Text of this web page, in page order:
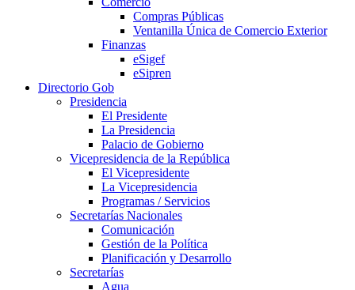
Compras Públicas
Ventanilla Única de Comercio Exterior
Finanzas
eSigef
eSipren
Directorio Gob
Presidencia
El Presidente
La Presidencia
Palacio de Gobierno
Vicepresidencia de la República
El Vicepresidente
La Vicepresidencia
Programas / Servicios
Secretarías Nacionales
Comunicación
Gestión de la Política
Planificación y Desarrollo
Secretarías
Agua